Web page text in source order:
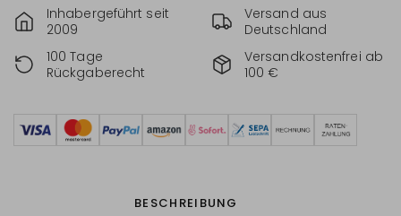
Inhabergeführt seit
2009
Versand aus
Deutschland
100 Tage
Rückgaberecht
Versandkostenfrei ab
100 €
BESCHREIBUNG